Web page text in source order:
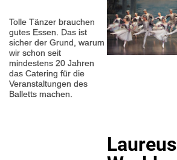
Tolle Tänzer brauchen
gutes Essen. Das ist
sicher der Grund, warum
wir schon seit
mindestens 20 Jahren
das Catering für die
Veranstaltungen des
Balletts machen.
Laureus